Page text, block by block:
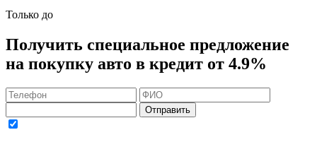
Только до
Получить специальное предложение
на покупку авто в кредит от 4.9%
Отправить